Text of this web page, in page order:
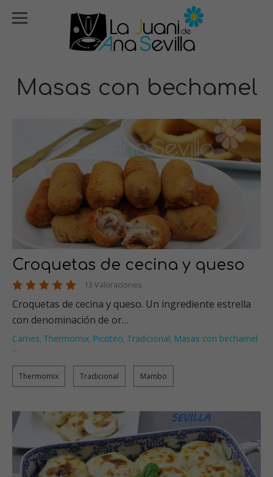
Masas con bechamel
Croquetas de cecina y queso
13 Valoraciones
Croquetas de cecina y queso. Un ingrediente estrella
con denominación de or…
Carnes, Thermomix, Picoteo, Tradicional, Masas con bechamel
…
Thermomix Tradicional Mambo